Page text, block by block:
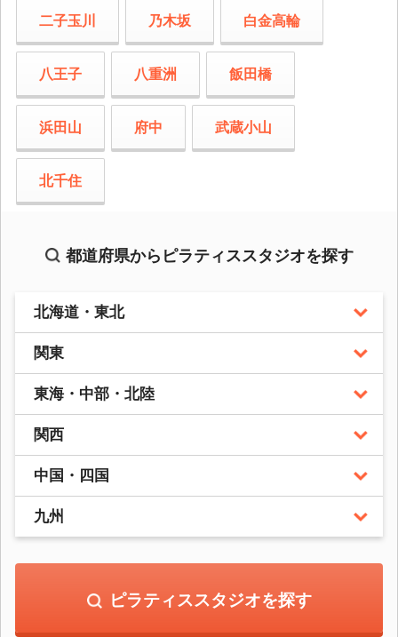
二子玉川 乃木坂 白金高輪
八王子 八重洲 飯田橋
浜田山 府中 武蔵小山
北千住
都道府県からピラティススタジオを探す
北海道・東北
関東
東海・中部・北陸
関西
中国・四国
九州
ピラティススタジオを探す